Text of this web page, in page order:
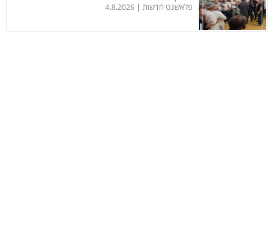
פלאשנט חדשות | 4.8.2026